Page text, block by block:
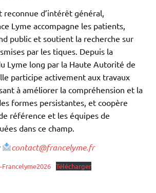
reconnue d’intérêt général,
Lyme accompagne les patients,
public et soutient la recherche sur
par les tiques. Depuis la
Lyme long par la Haute Autorité de
participe activement aux travaux
à améliorer la compréhension et la
formes persistantes, et coopère
référence et les équipes de
dans ce champ.
contact@francelyme.fr
Télécharger